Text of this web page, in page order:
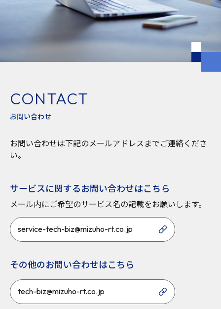
CONTACT
お問い合わせ
お問い合わせは下記のメールアドレスまでご連絡くださ
い。
サービスに関するお問い合わせはこちら
メール内にご希望のサービス名の記載をお願いします。
service-tech-biz@mizuho-rt.co.jp
その他のお問い合わせはこちら
tech-biz@mizuho-rt.co.jp